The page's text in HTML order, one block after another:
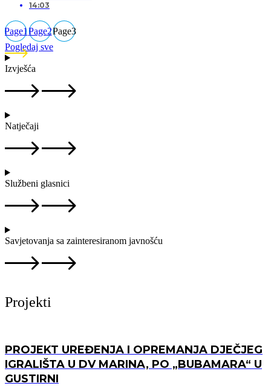
14:03
Page1Page2Page3
Pogledaj sve
Izvješća
Natječaji
Službeni glasnici
Savjetovanja sa zainteresiranom javnošću
Projekti
PROJEKT UREĐENJA I OPREMANJA DJEČJEG
IGRALIŠTA U DV MARINA, PO „BUBAMARA“ U
GUSTIRNI